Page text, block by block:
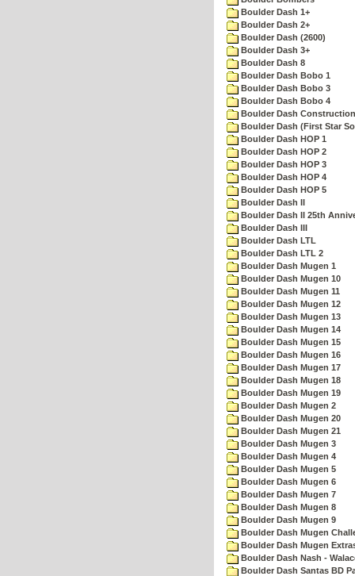
Boulder Dash 1+
Boulder Dash 2+
Boulder Dash (2600)
Boulder Dash 3+
Boulder Dash 8
Boulder Dash Bobo 1
Boulder Dash Bobo 3
Boulder Dash Bobo 4
Boulder Dash
Boulder Dash (First Star
Boulder Dash HOP 1
Boulder Dash HOP 2
Boulder Dash HOP 3
Boulder Dash HOP 4
Boulder Dash HOP 5
Boulder Dash II
Boulder Dash II 25th
Boulder Dash III
Boulder Dash LTL
Boulder Dash LTL 2
Boulder Dash Mugen 1
Boulder Dash Mugen 10
Boulder Dash Mugen 11
Boulder Dash Mugen 12
Boulder Dash Mugen 13
Boulder Dash Mugen 14
Boulder Dash Mugen 15
Boulder Dash Mugen 16
Boulder Dash Mugen 17
Boulder Dash Mugen 18
Boulder Dash Mugen 19
Boulder Dash Mugen 2
Boulder Dash Mugen 20
Boulder Dash Mugen 21
Boulder Dash Mugen 3
Boulder Dash Mugen 4
Boulder Dash Mugen 5
Boulder Dash Mugen 6
Boulder Dash Mugen 7
Boulder Dash Mugen 8
Boulder Dash Mugen 9
Boulder Dash Mugen
Boulder Dash Mugen
Boulder Dash Nash -
Boulder Dash Santas BD